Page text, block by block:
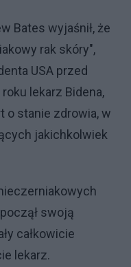
Bates wyjaśnił, że
rak skóry",
USA przed
lekarz Bidena,
o stanie zdrowia, w
jakichkolwiek
swoją
całkowicie
lekarz.